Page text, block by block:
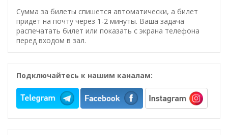
Сумма за билеты спишется автоматически, а билет
придет на почту через 1-2 минуты. Ваша задача
распечатать билет или показать с экрана телефона
перед входом в зал.
Подключайтесь к нашим каналам: